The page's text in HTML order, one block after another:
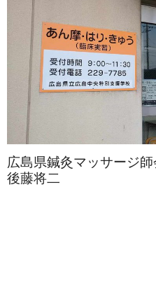
広島県鍼灸マッサージ
後藤将二